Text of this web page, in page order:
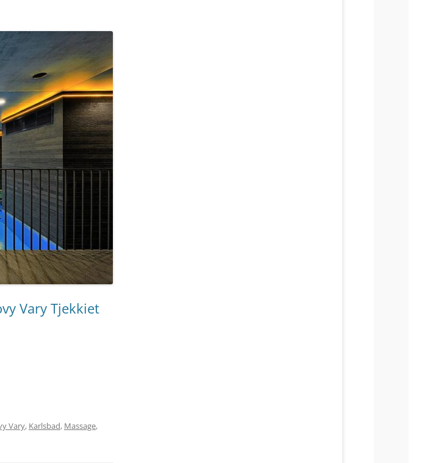
Vary Tjekkiet
Vary, Karlsbad, Massage,